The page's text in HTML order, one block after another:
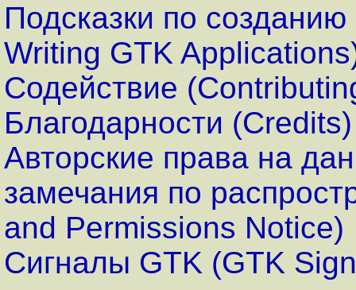
Подсказки по
Writing GTK
Содействие
Благодарности (Credits)
Авторские права на
замечания по
and Permissions Notice)
Сигналы GTK (GTK